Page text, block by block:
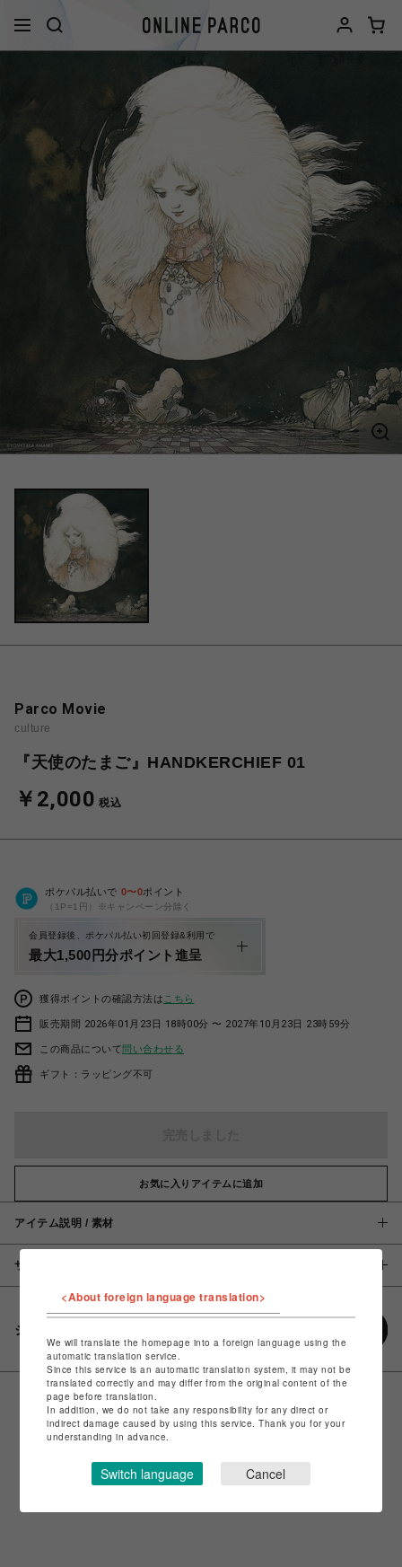
Parco Movie
culture
『天使のたまご』HANDKERCHIEF 01
￥2,000 税込
ポケパル払いで 0〜0ポイント
（1P=1円）※キャンペーン分除く
会員登録後、ポケパル払い初回登録&利用で
最大1,500円分ポイント進呈
獲得ポイントの確認方法は こちら
販売期間 2026年01月23日 18時00分 〜 2027年10月23日 23時59分
この商品について問い合わせる
ギフト：ラッピング不可
お気に入りアイテムに追加
アイテム説明 / 素材
サイズ
シェアする
<About foreign language translation>
We will translate the homepage into a foreign language using the
automatic translation service.
Since this service is an automatic translation system, it may not be
translated correctly and may differ from the original content of the
page before translation.
In addition, we do not take any responsibility for any direct or
indirect damage caused by using this service. Thank you for your
understanding in advance.
Switch language Cancel